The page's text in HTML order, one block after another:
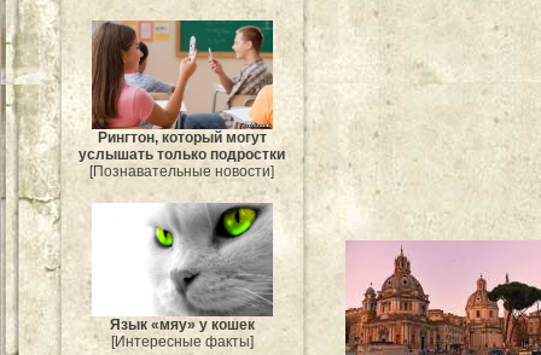
Рингтон, который могут
услышать только подростки
[Познавательные новости]
Язык «мяу» у кошек
[Интересные факты]